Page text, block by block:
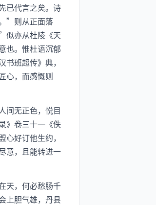
已代言之矣。诗
”则从正面落
似亦从杜陵《天
也。惟杜语沉郁
班超传》典，
心，而感慨则
间无正色，悦目
》卷三十一《佚
好订他生约，
意，且能转进一
天，何必愁肠千
上胆气雄，丹县